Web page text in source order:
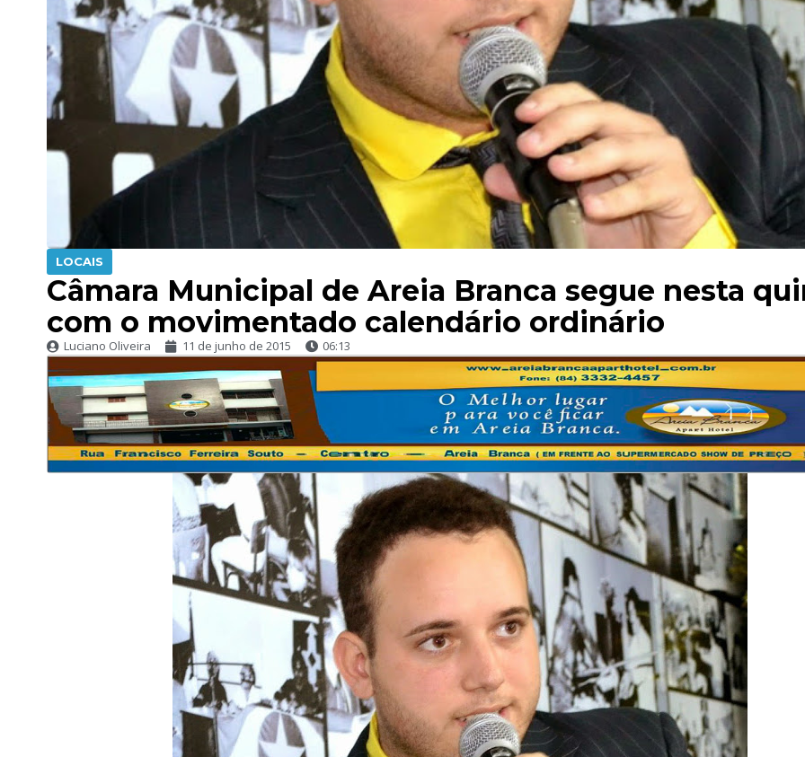
LOCAIS
Câmara Municipal de Areia Branca segue nesta
com o movimentado calendário ordinário
Luciano Oliveira 11 de junho de 2015 06:13